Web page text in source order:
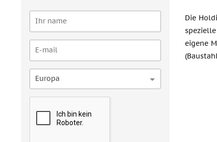
Europa
Die
eigene